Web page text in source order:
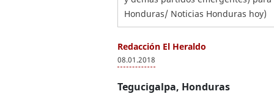
Honduras/ Noticias Honduras hoy)
Redacción El Heraldo
08.01.2018
Tegucigalpa, Honduras